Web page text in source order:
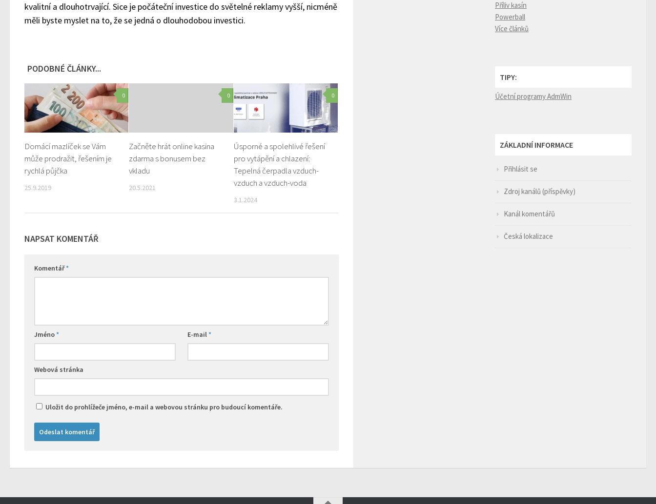
kvalitní a dlouhotrvající. Sice je počáteční investice do světelné reklamy vyšší, nicméně
měli byste myslet na to, že se jedná o dlouhodobou investici.
PODOBNÉ ČLÁNKY...
0
Domácí mazlíček se Vám
může prodražit, řešením je
rychlá půjčka
25.9.2019
0
Začněte hrát online kasina
zdarma s bonusem bez
vkladu
20.5.2021
0
Úsporné a spolehlivé řešení
pro vytápění a chlazení:
Tepelná čerpadla vzduch-
vzduch a vzduch-voda
3.1.2024
NAPSAT KOMENTÁŘ
Komentář*
Jméno* E-mail*
Webová stránka
Uložit do prohlížeče jméno, e-mail a webovou stránku pro budoucí komentáře.
Příliv kasín
Powerball
Více článků
TIPY:
Účetní programy AdmWin
ZÁKLADNÍ INFORMACE
Přihlásit se
Zdroj kanálů (příspěvky)
Kanál komentářů
Česká lokalizace